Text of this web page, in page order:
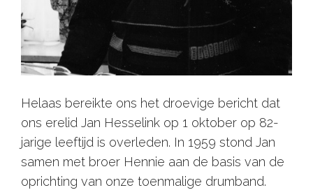
Helaas bereikte ons het droevige bericht dat
ons erelid Jan Hesselink op 1 oktober op 82-
jarige leeftijd is overleden. In 1959 stond Jan
samen met broer Hennie aan de basis van de
oprichting van onze toenmalige drumband.